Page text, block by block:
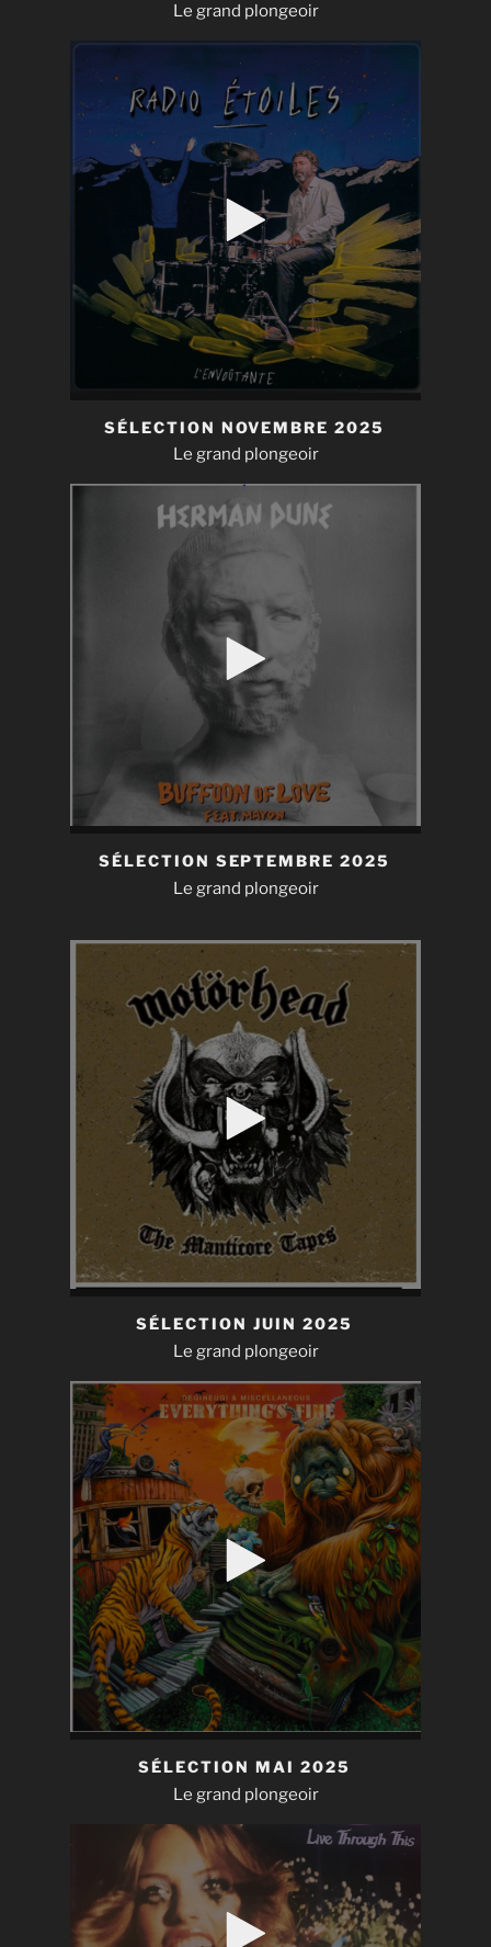
Le grand plongeoir
SÉLECTION NOVEMBRE 2025
Le grand plongeoir
SÉLECTION SEPTEMBRE 2025
Le grand plongeoir
SÉLECTION JUIN 2025
Le grand plongeoir
SÉLECTION MAI 2025
Le grand plongeoir